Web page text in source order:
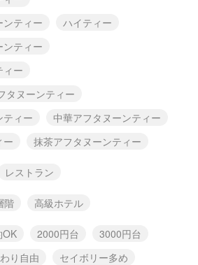
ンティー
ハイティー
ティー
ィー
タヌーンティー
ティー
中華アフタヌーンティー
ー
抹茶アフタヌーンティー
レストラン
階 高級ホテル
OK 2000円台
3000円台
り自由
セイボリー多め